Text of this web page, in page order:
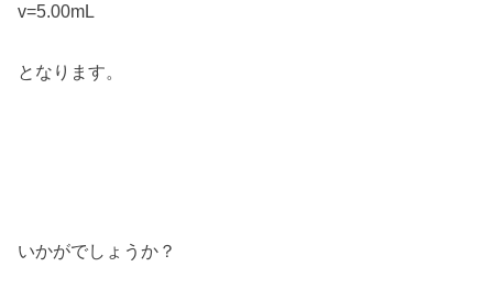
v=5.00mL
となります。
いかがでしょうか？